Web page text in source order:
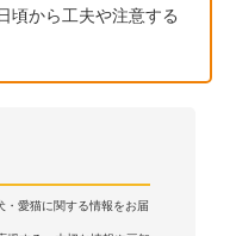
頃から工夫や注意する
愛猫に関する情報をお届